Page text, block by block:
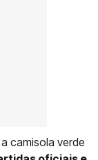
camisola verde